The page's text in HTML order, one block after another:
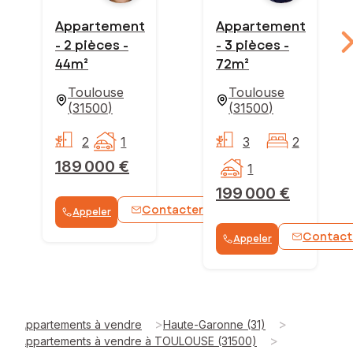
Appartement
- 2 pièces -
44m²
Toulouse
(31500)
189 000 €
2 1
Appeler Contacter
Appartement
- 3 pièces -
72m²
Toulouse
(31500)
199 000 €
3
2
1
Appeler
Appartements à vendre >Haute-Garonne (31) >
Appartements à vendre à TOULOUSE (31500) >